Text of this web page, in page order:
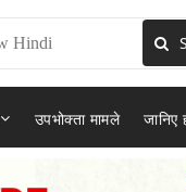
उपभोक्ता मामले जानिए